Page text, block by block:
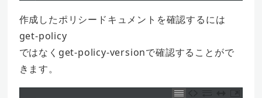
作成したポリシードキュメントを確認するには
get-policy
ではなくget-policy-versionで確認することがで
きます。